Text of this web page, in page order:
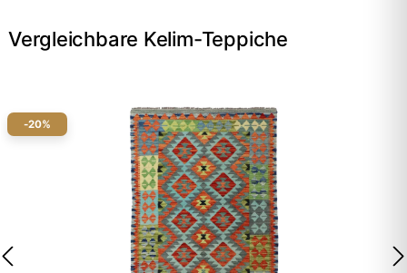
Vergleichbare Kelim-Teppiche
-20%